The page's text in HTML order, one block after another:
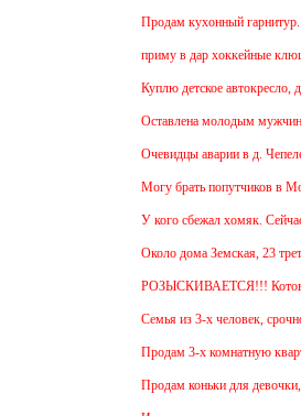
Продам кухонный гарнитур. Цена
приму в дар хоккейные клюшки,
Куплю детское автокресло, для
Оставлена молодым мужчиной
Очевидцы аварии в д. Чепелево
Могу брать попутчиков в Москву
У кого сбежал хомяк. Сейчас
Около дома Земская, 23 третий
РОЗЫСКИВАЕТСЯ!!! Котова
Семья из 3-х человек, срочно
Продам 3-х комнатную квартиру
Продам коньки для девочки,